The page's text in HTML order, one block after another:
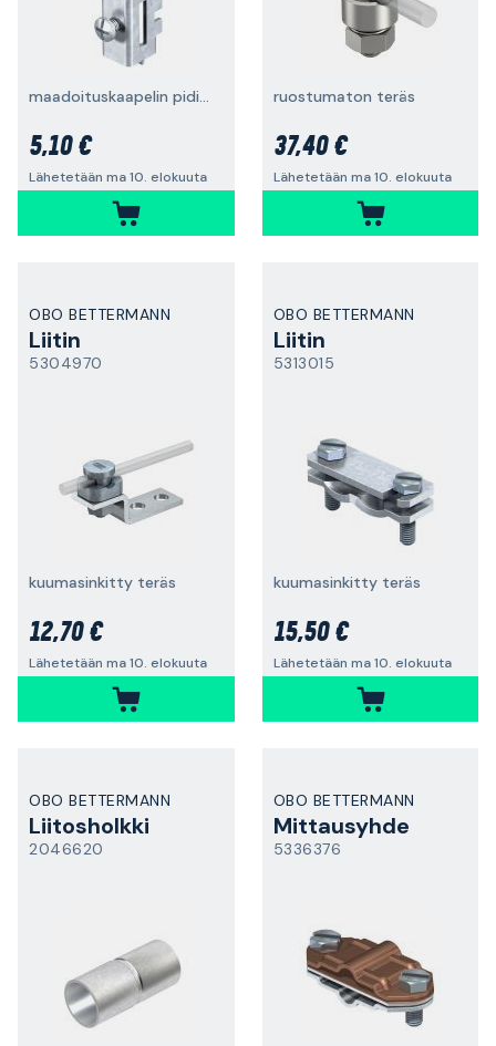
maadoituskaapelin pidikkeelle
5,10 €
Lähetetään ma 10. elokuuta
ruostumaton teräs
37,40 €
Lähetetään ma 10. elokuuta
OBO BETTERMANN
Liitin
5304970
kuumasinkitty teräs
12,70 €
Lähetetään ma 10. elokuuta
OBO BETTERMANN
Liitin
5313015
kuumasinkitty teräs
15,50 €
Lähetetään ma 10. elokuuta
OBO BETTERMANN
Liitosholkki
2046620
OBO BETTERMANN
Mittausyhde
5336376